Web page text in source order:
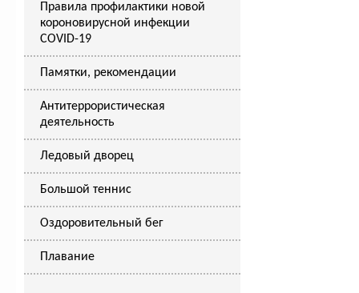
Правила профилактики новой
короновирусной инфекции
COVID-19
Памятки, рекомендации
Антитеррористическая
деятельность
Ледовый дворец
Большой теннис
Оздоровительный бег
Плавание